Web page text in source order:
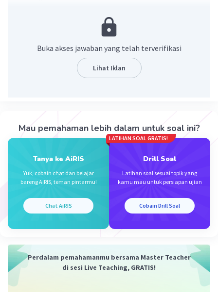
Media sosialisasi disebut juga agen sosialisasi.
Oleh Fuller dan Jacobs terdapat empat agen
sosialisasi, yaitu
2) kelompok sebaya
23 Desember 2023 06:08
Buka akses jawaban yang telah terverifikasi
Lihat Iklan
Mau pemahaman lebih dalam untuk soal ini?
Tanya ke AiRIS
Yuk, cobain chat dan belajar
bareng AiRIS, teman pintarmu!
Chat AiRIS
LATIHAN SOAL GRATIS!
Drill Soal
Latihan soal sesuai topik yang
kamu mau untuk persiapan ujian
Cobain Drill Soal
Perdalam pemahamanmu bersama Master Teacher
di sesi Live Teaching, GRATIS!